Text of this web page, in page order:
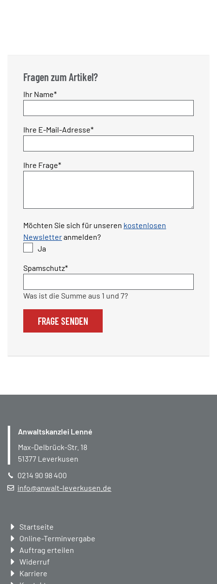
Fragen zum Artikel?
Pflichtfeld
Ihr Name*
Pflichtfeld
Ihre E-Mail-Adresse*
Pflichtfeld
Ihre Frage*
Möchten Sie sich für unseren kostenlosen
Newsletteranmelden?
Ja
Pflichtfeld
Spamschutz*
Was ist die Summe aus 1 und 7?
FRAGE SENDEN
Anwaltskanzlei Lenné
Max-Delbrück-Str. 18
51377 Leverkusen
0214 90 98 400
info@anwalt-leverkusen.de
Navigation
überspringen
Startseite
Online-Terminvergabe
Auftrag erteilen
Widerruf
Karriere